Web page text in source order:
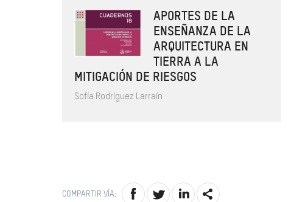
APORTES DE LA
ENSEÑANZA DE LA
ARQUITECTURA EN
TIERRA A LA
MITIGACIÓN DE RIESGOS
Sofía Rodríguez Larraín
COMPARTIR VÍA: